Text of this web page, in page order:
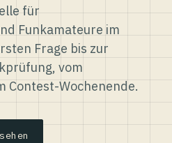
für
Funkamateure im
Frage bis zur
vom
Contest-Wochenende.